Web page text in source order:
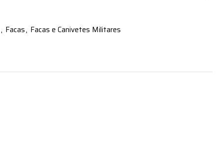
, Facas, Facas e Canivetes Militares